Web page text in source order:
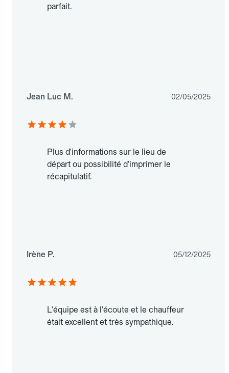
parfait.
Jean Luc M. 02/05/2025
Plus d'informations sur le lieu de
départ ou possibilité d'imprimer le
récapitulatif.
Irène P. 05/12/2025
L'équipe est à l'écoute et le chauffeur
était excellent et très sympathique.